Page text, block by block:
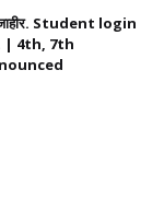
जाहीर. Student login
| 4th, 7th